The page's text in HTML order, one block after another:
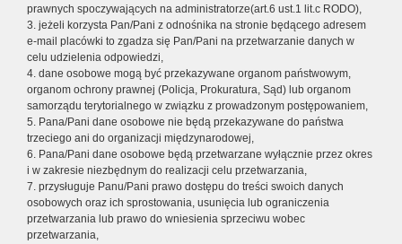
prawnych spoczywających na administratorze(art.6 ust.1 lit.c RODO),
3. jeżeli korzysta Pan/Pani z odnośnika na stronie będącego adresem
e-mail placówki to zgadza się Pan/Pani na przetwarzanie danych w
celu udzielenia odpowiedzi,
4. dane osobowe mogą być przekazywane organom państwowym,
organom ochrony prawnej (Policja, Prokuratura, Sąd) lub organom
samorządu terytorialnego w związku z prowadzonym postępowaniem,
5. Pana/Pani dane osobowe nie będą przekazywane do państwa
trzeciego ani do organizacji międzynarodowej,
6. Pana/Pani dane osobowe będą przetwarzane wyłącznie przez okres
i w zakresie niezbędnym do realizacji celu przetwarzania,
7. przysługuje Panu/Pani prawo dostępu do treści swoich danych
osobowych oraz ich sprostowania, usunięcia lub ograniczenia
przetwarzania lub prawo do wniesienia sprzeciwu wobec
przetwarzania,